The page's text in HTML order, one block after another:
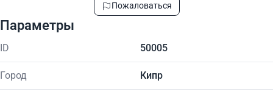
Пожаловаться
Параметры
ID 50005
Город Кипр